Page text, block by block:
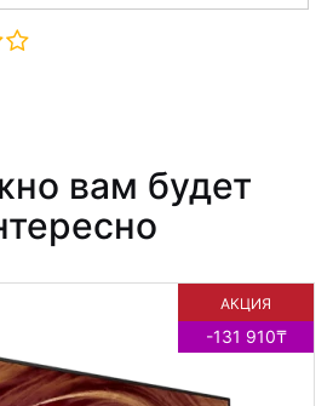
вам будет
АКЦИЯ
-131 910₸